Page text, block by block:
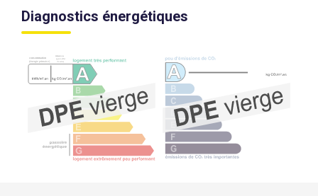
Diagnostics énergétiques